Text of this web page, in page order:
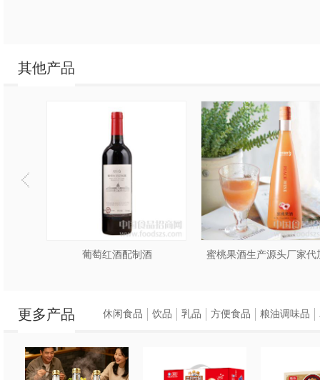
其他产品
葡萄红酒配制酒 蜜桃果酒生产源头厂家代
更多产品 休闲食品 饮品 乳品 方便食品 粮油调味品